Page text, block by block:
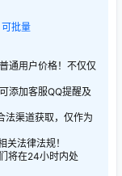
批量
通用户价格！不仅仅
添加客服QQ提醒及
法渠道获取，仅作为
法律法规！
将在24小时内处